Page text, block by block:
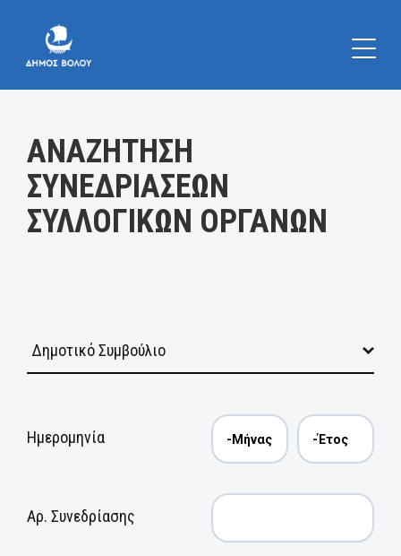
ΑΝΑΖΗΤΗΣΗ
ΣΥΝΕΔΡΙΑΣΕΩΝ
ΣΥΛΛΟΓΙΚΩΝ ΟΡΓΑΝΩΝ
Ημερομηνία
Αρ. Συνεδρίασης